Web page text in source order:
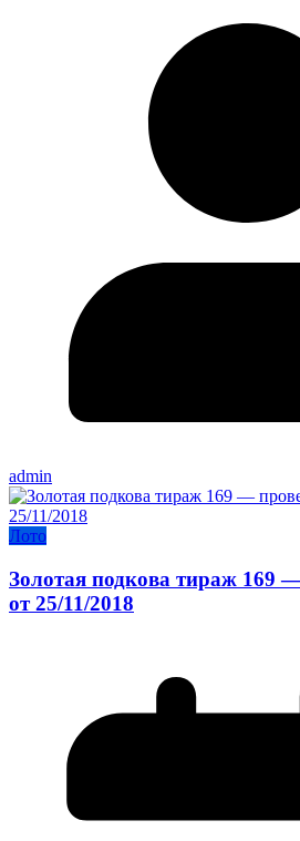
admin
Лото
Золотая подкова тираж 169
от 25/11/2018